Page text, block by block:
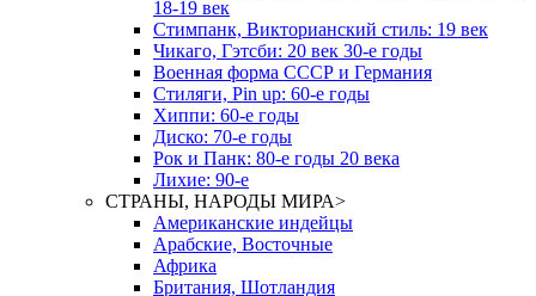
18-19 век
Стимпанк, Викторианский стиль: 19 век
Чикаго, Гэтсби: 20 век 30-е годы
Военная форма СССР и Германия
Стиляги, Pin up: 60-е годы
Хиппи: 60-е годы
Диско: 70-е годы
Рок и Панк: 80-е годы 20 века
Лихие: 90-е
СТРАНЫ, НАРОДЫ МИРА>
Американские индейцы
Арабские, Восточные
Африка
Британия, Шотландия